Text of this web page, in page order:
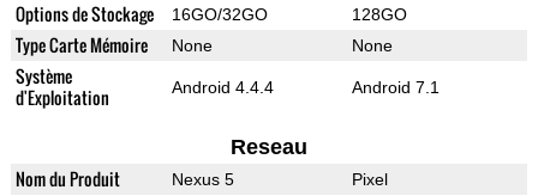
Options de Stockage 16GO/32GO 128GO
Type Carte Mémoire None None
Système
d'Exploitation
Android 4.4.4 Android 7.1
Reseau
Nom du Produit Nexus 5 Pixel